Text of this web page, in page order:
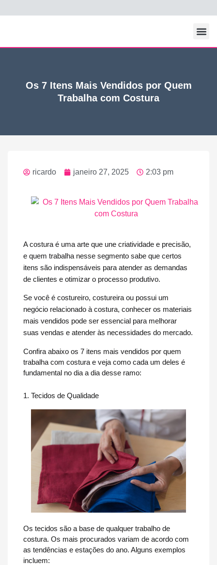
Os 7 Itens Mais Vendidos por Quem
Trabalha com Costura
ricardo janeiro 27, 2025 2:03 pm
A costura é uma arte que une criatividade e precisão,
e quem trabalha nesse segmento sabe que certos
itens são indispensáveis para atender as demandas
de clientes e otimizar o processo produtivo.
Se você é costureiro, costureira ou possui um
negócio relacionado à costura, conhecer os materiais
mais vendidos pode ser essencial para melhorar
suas vendas e atender às necessidades do mercado.
Confira abaixo os 7 itens mais vendidos por quem
trabalha com costura e veja como cada um deles é
fundamental no dia a dia desse ramo:
1. Tecidos de Qualidade
Os tecidos são a base de qualquer trabalho de
costura. Os mais procurados variam de acordo com
as tendências e estações do ano. Alguns exemplos
incluem: